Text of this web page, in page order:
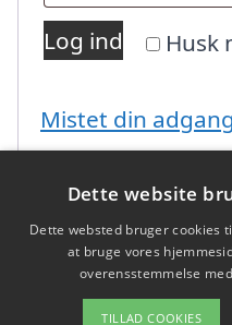
Husk
Log ind
Mistet din
Dette website
Dette websted bruger cookies
at bruge vores
overensstemmelse
TILLAD COOKIES